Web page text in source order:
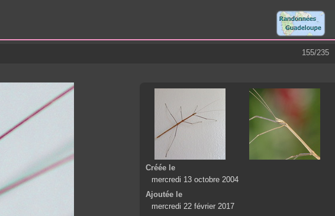
155/235
Créée le
mercredi 13 octobre 2004
Ajoutée le
mercredi 22 février 2017